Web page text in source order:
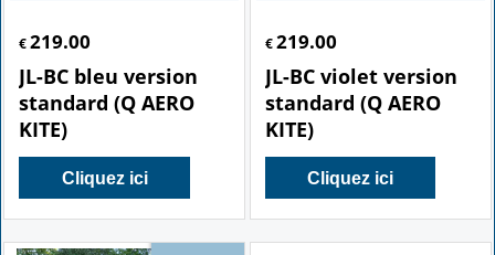
€ 219.00
JL-BC bleu version
standard (Q AERO
KITE)
Cliquez ici
€219.00
JL-BC violet version
standard (Q AERO
KITE)
Cliquez ici